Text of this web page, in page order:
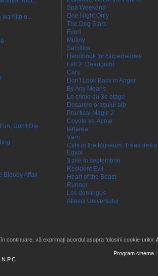
wa hito o...
Don't Die
Bloody Affair
Spa Weekend
One Night Only
The Dog Stars
Fuori
Mutiny
Sacrifice
Handbook for Superheroes
Fall 2: Deadpoint
Cars
Don't Look Back in Anger
By Any Means
Le crime du 3e étage
Dosarele orașului alb
Practical Magic 2
Coyote vs. Acme
Iertarea
Värn
Cats in the Museum: Treasures
Egypt
3 zile în septembrie
Resident Evil
Heart of the Beast
Runner
Los domingos
Atlasul Universului
continuare, vă exprimați acordul asupra folosirii cookie-urilor.
Program cinema